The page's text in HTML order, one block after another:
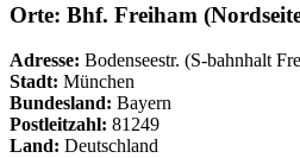
Orte: Bhf. Freiham
Adresse: Bodenseestr. (S-bahnhalt
Stadt: München
Bundesland: Bayern
Postleitzahl: 81249
Land: Deutschland